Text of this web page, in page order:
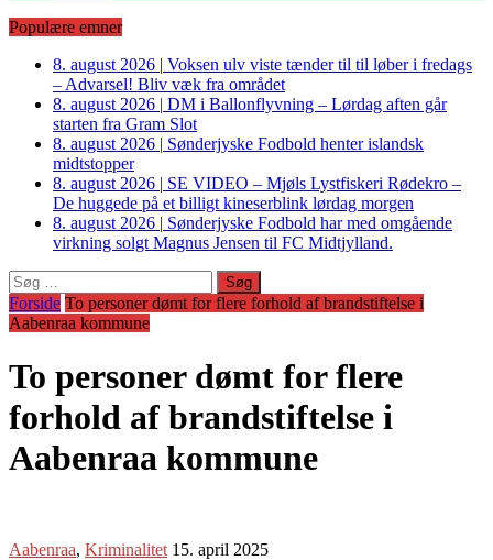
Populære emner
8. august 2026 | Voksen ulv viste tænder til til løber i fredags
– Advarsel! Bliv væk fra området
8. august 2026 | DM i Ballonflyvning – Lørdag aften går
starten fra Gram Slot
8. august 2026 | Sønderjyske Fodbold henter islandsk
midtstopper
8. august 2026 | SE VIDEO – Mjøls Lystfiskeri Rødekro –
De huggede på et billigt kineserblink lørdag morgen
8. august 2026 | Sønderjyske Fodbold har med omgående
virkning solgt Magnus Jensen til FC Midtjylland.
Søg
efter:
Forside To personer dømt for flere forhold af brandstiftelse i
Aabenraa kommune
To personer dømt for flere
forhold af brandstiftelse i
Aabenraa kommune
Aabenraa, Kriminalitet 15. april 2025